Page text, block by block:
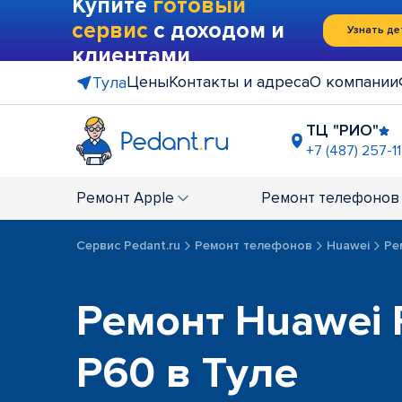
Купите готовый
сервис с доходом и
клиентами
Узнать
ТулаЦеныКонтакты и адресаО компании
ТЦ "РИО"
+7 (487) 257-
+7 (4872)
Ремонт Apple Ремонт телефонов
Сервис Pedant.ru Ремонт телефонов Huawei
Ремонт Huawei
P60 в Туле